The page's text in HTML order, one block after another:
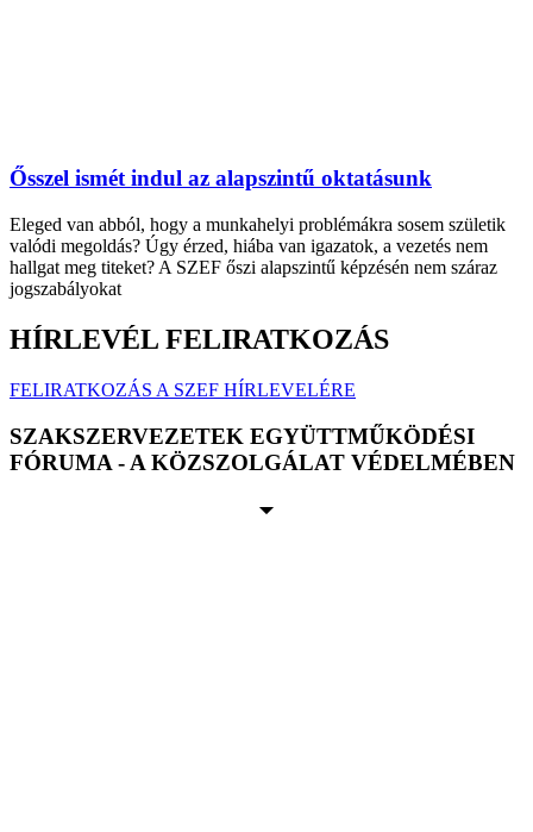
Ősszel ismét indul az alapszintű oktatásunk
Eleged van abból, hogy a munkahelyi problémákra sosem születik
valódi megoldás? Úgy érzed, hiába van igazatok, a vezetés nem
hallgat meg titeket? A SZEF őszi alapszintű képzésén nem száraz
jogszabályokat
HÍRLEVÉL FELIRATKOZÁS
FELIRATKOZÁS A SZEF HÍRLEVELÉRE
SZAKSZERVEZETEK EGYÜTTMŰKÖDÉSI
FÓRUMA - A KÖZSZOLGÁLAT VÉDELMÉBEN